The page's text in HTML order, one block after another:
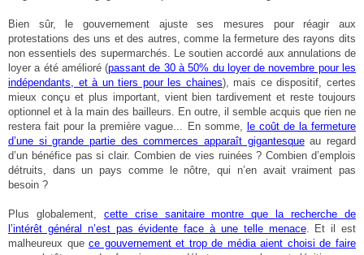
Bien sûr, le gouvernement ajuste ses mesures pour réagir aux
protestations des uns et des autres, comme la fermeture des rayons dits
non essentiels des supermarchés. Le soutien accordé aux annulations de
loyer a été amélioré (passant de 30 à 50% du loyer de novembre pour les
indépendants, et à un tiers pour les chaines), mais ce dispositif, certes
mieux conçu et plus important, vient bien tardivement et reste toujours
optionnel et à la main des bailleurs. En outre, il semble acquis que rien ne
restera fait pour la première vague... En somme, le coût de la fermeture
d’une si grande partie des commerces apparaît gigantesqueau regard
d’un bénéfice pas si clair. Combien de vies ruinées ? Combien d’emplois
détruits, dans un pays comme le nôtre, qui n’en avait vraiment pas
besoin ?
Plus globalement, cette crise sanitaire montre que la recherche de
l’intérêt général n’est pas évidente face à une telle menace. Et il est
malheureux quece gouvernement et trop de média aient choisi de faire